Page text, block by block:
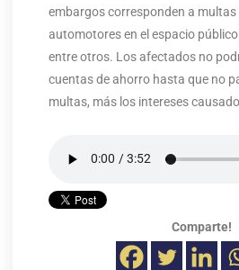
embargos corresponden a
automotores en el espacio
entre otros. Los afectados no
cuentas de ahorro hasta que no
multas, más los intereses
Comparte!